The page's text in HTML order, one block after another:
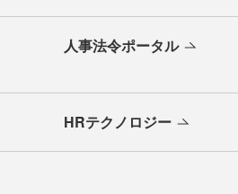
人事法令ポータル
HRテクノロジー